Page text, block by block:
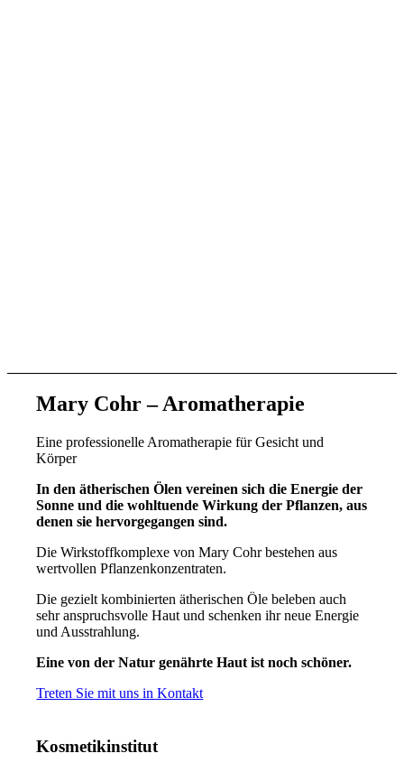
Mary Cohr – Aromatherapie
Eine professionelle Aromatherapie für Gesicht und
Körper
In den ätherischen Ölen vereinen sich die Energie der
Sonne und die wohltuende Wirkung der Pflanzen, aus
denen sie hervorgegangen sind.
Die Wirkstoffkomplexe von Mary Cohr bestehen aus
wertvollen Pflanzenkonzentraten.
Die gezielt kombinierten ätherischen Öle beleben auch
sehr anspruchsvolle Haut und schenken ihr neue Energie
und Ausstrahlung.
Eine von der Natur genährte Haut ist noch schöner.
Treten Sie mit uns in Kontakt
Kosmetikinstitut